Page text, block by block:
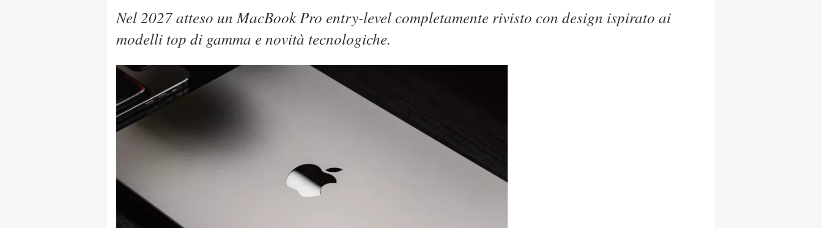
Nel 2027 atteso un MacBook Pro entry-level completamente rivisto con design ispirato ai
modelli top di gamma e novità tecnologiche.